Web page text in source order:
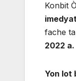
Konbit
fache
2022 a.
Yon lot